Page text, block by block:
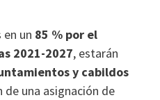
un 85 % por el
2021-2027, estarán
y cabildos
de una asignación de